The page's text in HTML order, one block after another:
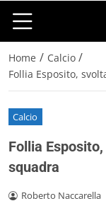
Home / Calcio /
Follia Esposito,
Calcio
Follia
squadra
Roberto Naccarella